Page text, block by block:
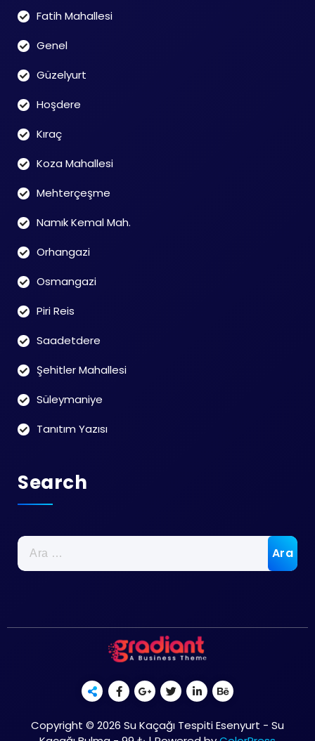
Fatih Mahallesi
Genel
Güzelyurt
Hoşdere
Kıraç
Koza Mahallesi
Mehterçeşme
Namık Kemal Mah.
Orhangazi
Osmangazi
Piri Reis
Saadetdere
Şehitler Mahallesi
Süleymaniye
Tanıtım Yazısı
Search
Arama:
Copyright © 2026 Su Kaçağı Tespiti Esenyurt - Su